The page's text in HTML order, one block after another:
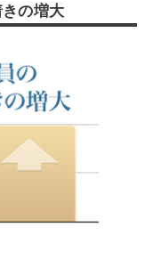
の増大